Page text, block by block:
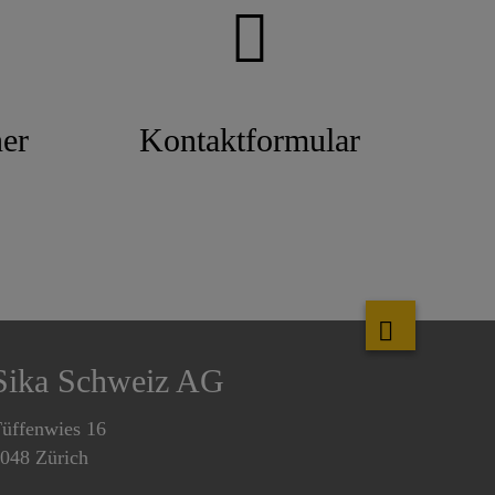
Kontaktformular
Schweiz AG
16
Zürich